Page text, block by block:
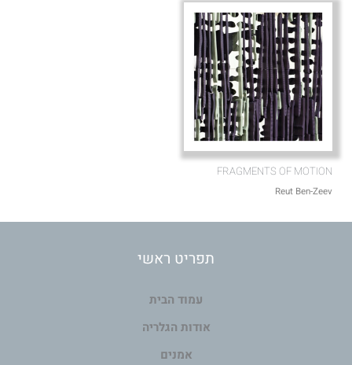
FRAGMENTS OF MOTION
Reut Ben-Zeev
תפריט ראשי
עמוד הבית
אודות הגלריה
אמנים